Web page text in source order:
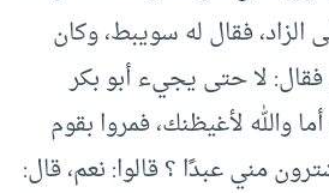
الزاد، فقال له سويبط، وكان
لا حتى يجيء أبو بكر
والله لأغيظنك، فمروا بقوم
مني عبدًا ؟ قالوا: نعم، قال: